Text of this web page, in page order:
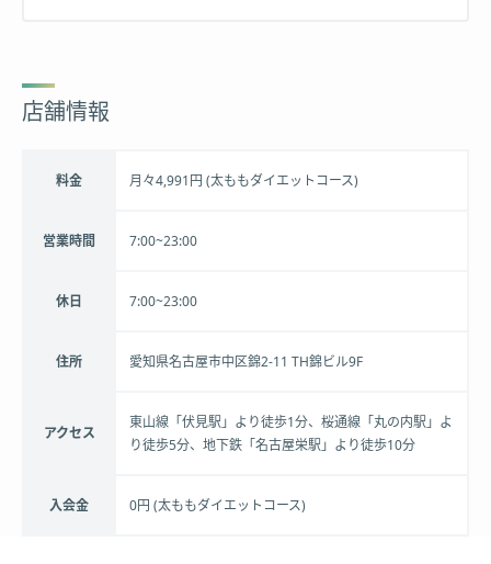
店舗情報
料金 月々4,991円 (太ももダイエットコース)
営業時間 7:00~23:00
休日 7:00~23:00
住所 愛知県名古屋市中区錦2-11 TH錦ビル9F
アクセス
東山線「伏見駅」より徒歩1分、桜通線「丸の内駅」よ
り徒歩5分、地下鉄「名古屋栄駅」より徒歩10分
入会金 0円 (太ももダイエットコース)